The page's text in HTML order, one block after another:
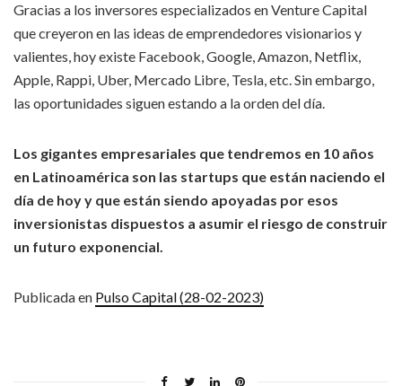
Gracias a los inversores especializados en Venture Capital
que creyeron en las ideas de emprendedores visionarios y
valientes, hoy existe Facebook, Google, Amazon, Netflix,
Apple, Rappi, Uber, Mercado Libre, Tesla, etc. Sin embargo,
las oportunidades siguen estando a la orden del día.
Los gigantes empresariales que tendremos en 10 años
en Latinoamérica son las startups que están naciendo el
día de hoy y que están siendo apoyadas por esos
inversionistas dispuestos a asumir el riesgo de construir
un futuro exponencial.
Publicada en Pulso Capital (28-02-2023)